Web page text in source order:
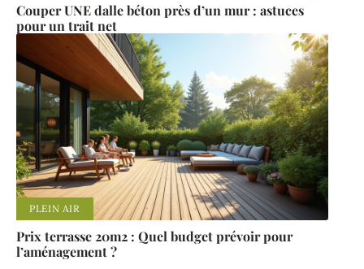
Couper UNE dalle béton près d’un mur : astuces
pour un trait net
PLEIN AIR
Prix terrasse 20m2 : Quel budget prévoir pour
l’aménagement ?